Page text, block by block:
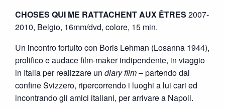
CHOSES QUI ME RATTACHENT AUX ÊTRES 2007-
2010, Belgio, 16mm/dvd, colore, 15 min.
Un incontro fortuito con Boris Lehman (Losanna 1944),
prolifico e audace film-maker indipendente, in viaggio
in Italia per realizzare un diary film– partendo dal
confine Svizzero, ripercorrendo i luoghi a lui cari ed
incontrando gli amici italiani, per arrivare a Napoli.